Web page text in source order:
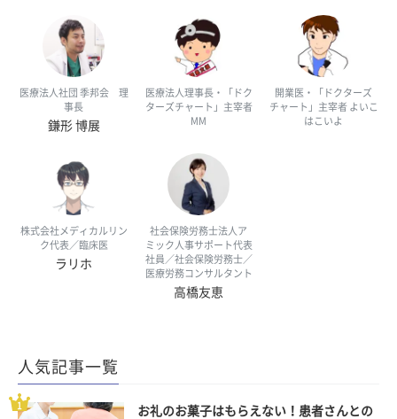
医療法人社団 季邦会 理
事長
鎌形 博展
医療法人理事長・「ドク
ターズチャート」主宰者
MM
開業医・「ドクターズ
チャート」主宰者 よいこ
はこいよ
株式会社メディカルリン
ク代表／臨床医
ラリホ
社会保険労務士法人ア
ミック人事サポート代表
社員／社会保険労務士／
医療労務コンサルタント
高橋友恵
人気記事一覧
お礼のお菓子はもらえない！患者さんとの